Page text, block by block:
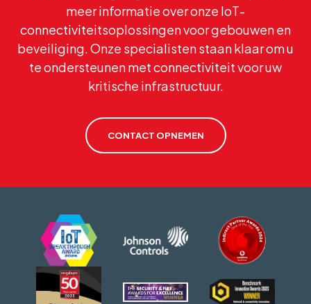
meer informatie over onze IoT-
connectiviteitsoplossingen voor gebouwen en
beveiliging. Onze specialisten staan klaar om u
te ondersteunen met connectiviteit voor uw
kritische infrastructuur.
CONTACT OPNEMEN